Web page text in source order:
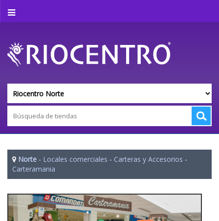
Norte - Locales comerciales - Carteras y Accesorios -
Carteramania